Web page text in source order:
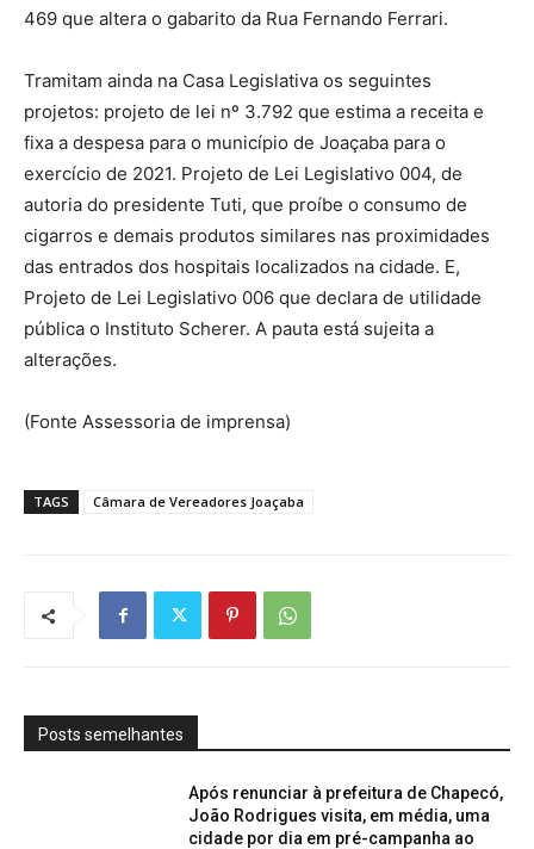
469 que altera o gabarito da Rua Fernando Ferrari.
Tramitam ainda na Casa Legislativa os seguintes
projetos: projeto de lei nº 3.792 que estima a receita e
fixa a despesa para o município de Joaçaba para o
exercício de 2021. Projeto de Lei Legislativo 004, de
autoria do presidente Tuti, que proíbe o consumo de
cigarros e demais produtos similares nas proximidades
das entrados dos hospitais localizados na cidade. E,
Projeto de Lei Legislativo 006 que declara de utilidade
pública o Instituto Scherer. A pauta está sujeita a
alterações.
(Fonte Assessoria de imprensa)
TAGS Câmara de Vereadores Joaçaba
Posts semelhantes
Após renunciar à prefeitura de Chapecó,
João Rodrigues visita, em média, uma
cidade por dia em pré-campanha ao